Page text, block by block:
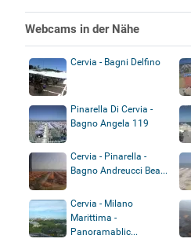
Webcams in der Nähe
Cervia - Bagni Delfino
Pinarella Di Cervia -
Bagno Angela 119
Cervia - Pinarella -
Bagno Andreucci Bea...
Cervia - Milano
Marittima -
Panoramablic...